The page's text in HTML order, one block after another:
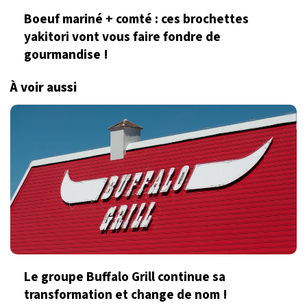
Boeuf mariné + comté : ces brochettes
yakitori vont vous faire fondre de
gourmandise !
À voir aussi
Le groupe Buffalo Grill continue sa
transformation et change de nom !